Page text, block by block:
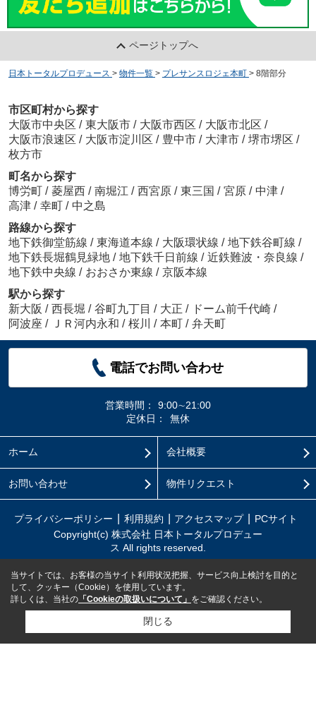
ページトップへ
日本トータルプロデュース > 物件一覧 > プレサンスロジェ本町 > 8階部分
市区町村から探す
大阪市中央区 / 東大阪市 / 大阪市西区 / 大阪市北区 /
大阪市浪速区 / 大阪市淀川区 / 豊中市 / 大津市 / 堺市堺区 /
枚方市
町名から探す
博労町 / 菱屋西 / 南堀江 / 西宮原 / 東三国 / 宮原 / 中津 /
高津 / 幸町 / 中之島
路線から探す
地下鉄御堂筋線 / 東海道本線 / 大阪環状線 / 地下鉄谷町線 /
地下鉄長堀鶴見緑地 / 地下鉄千日前線 / 近鉄難波・奈良線 /
地下鉄中央線 / おおさか東線 / 京阪本線
駅から探す
新大阪 / 西長堀 / 谷町九丁目 / 大正 / ドーム前千代崎 /
阿波座 / ＪＲ河内永和 / 桜川 / 本町 / 弁天町
電話でお問い合わせ
営業時間：
9:00∼21:00
定休日：
無休
ホーム 会社概要
お問い合わせ 物件リクエスト
プライバシーポリシー 利用規約 アクセスマップ
PCサイト
Copyright(c) 株式会社 日本トータルプロデュー
ス All rights reserved.
当サイトでは、お客様の当サイト利用状況把握、サービス向上検討を目的と
して、クッキー（Cookie）を使用しています。
詳しくは、当社の 「Cookieの取扱いについて」 をご確認ください。
閉じる